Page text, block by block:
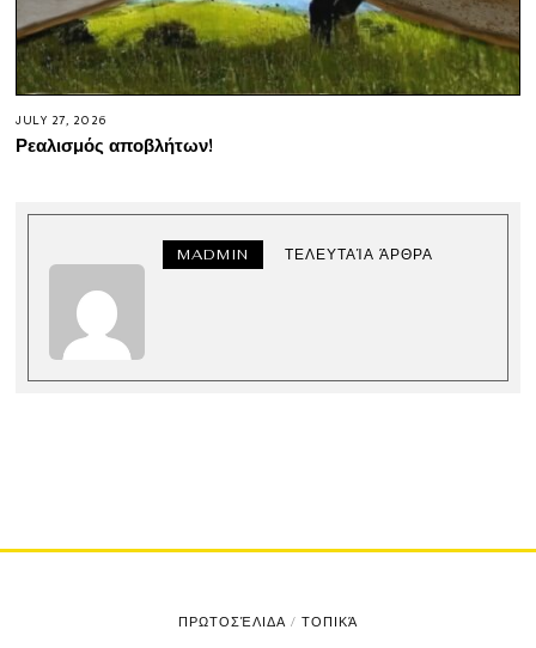
JULY 27, 2026
Ρεαλισμός αποβλήτων!
MADMIN ΤΕΛΕΥΤΑΊΑ ΆΡΘΡΑ
ΠΡΩΤΟΣΈΛΙΔΑ / ΤΟΠΙΚΆ